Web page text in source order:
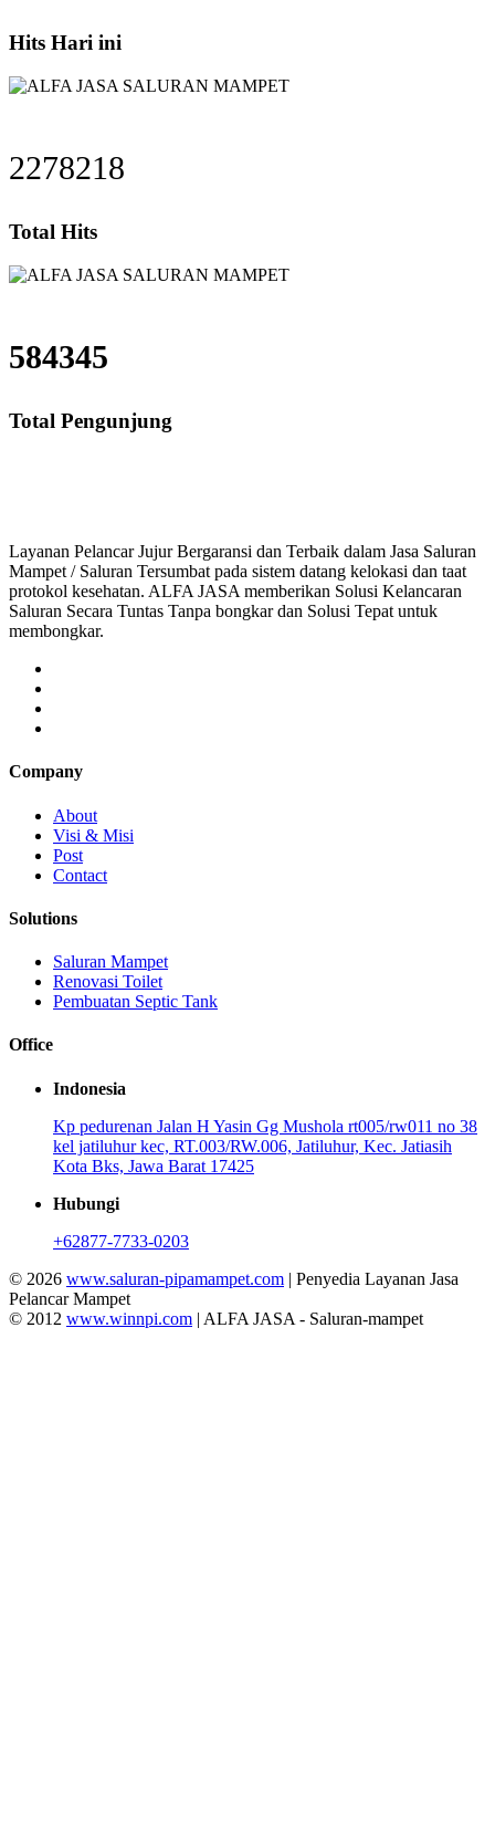
Hits Hari ini
2278218
Total Hits
584345
Total Pengunjung
Layanan Pelancar Jujur Bergaransi dan Terbaik dalam Jasa Saluran
Mampet / Saluran Tersumbat pada sistem datang kelokasi dan taat
protokol kesehatan. ALFA JASA memberikan Solusi Kelancaran
Saluran Secara Tuntas Tanpa bongkar dan Solusi Tepat untuk
membongkar.
Company
About
Visi & Misi
Post
Contact
Solutions
Saluran Mampet
Renovasi Toilet
Pembuatan Septic Tank
Office
Indonesia
Kp pedurenan Jalan H Yasin Gg Mushola rt005/rw011 no 38
kel jatiluhur kec, RT.003/RW.006, Jatiluhur, Kec. Jatiasih
Kota Bks, Jawa Barat 17425
Hubungi
+62877-7733-0203
© 2026 www.saluran-pipamampet.com | Penyedia Layanan Jasa
Pelancar Mampet
© 2012 www.winnpi.com | ALFA JASA - Saluran-mampet